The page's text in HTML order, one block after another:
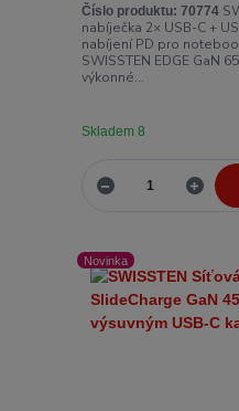
Číslo produktu: 70774
nabíječka 2× USB-C +
nabíjení PD pro
SWISSTEN EDGE GaN
výkonné...
Skladem 8
Novinka